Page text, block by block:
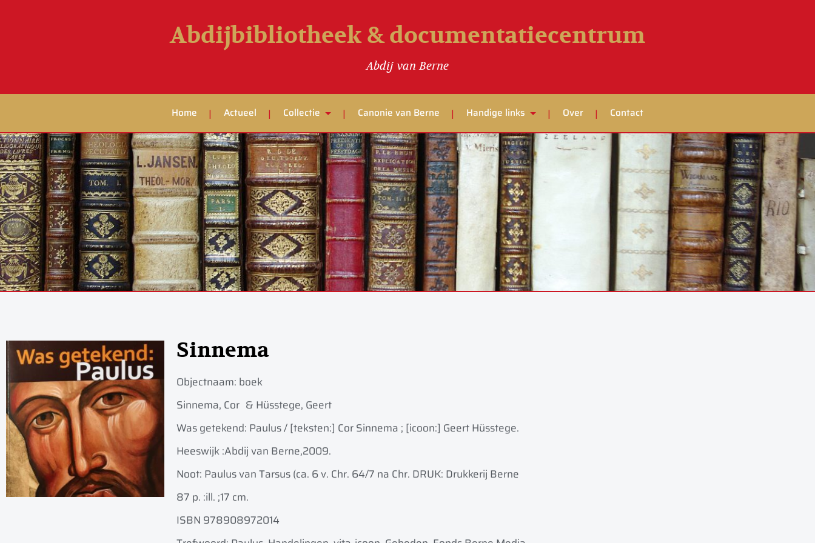
Abdijbibliotheek & documentatiecentrum
Abdij van Berne
Home Actueel Collectie Canonie van Berne Handige links Over Contact
Sinnema
Objectnaam: boek
Sinnema, Cor & Hüsstege, Geert
Was getekend: Paulus / [teksten:] Cor Sinnema ; [icoon:] Geert Hüsstege.
Heeswijk :Abdij van Berne,2009.
Noot: Paulus van Tarsus (ca. 6 v. Chr. 64/7 na Chr. DRUK: Drukkerij Berne
87 p. :ill. ;17 cm.
ISBN 978908972014